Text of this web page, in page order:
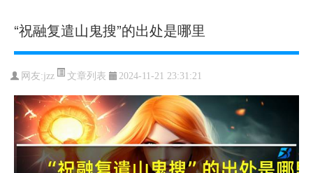
“祝融复遣山鬼搜”的出处是哪里
网友:jzz 文章列表 2024-11-21 23:31:21